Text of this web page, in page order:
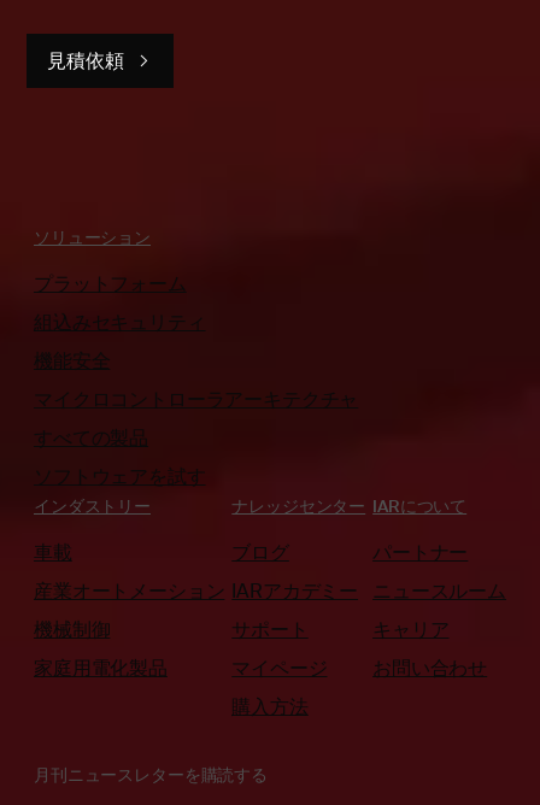
見積依頼
ソリューション
プラットフォーム
組込みセキュリティ
機能安全
マイクロコントローラアーキテクチャ
すべての製品
ソフトウェアを試す
インダストリー
車載
産業オートメーション
機械制御
家庭用電化製品
ナレッジセンター
ブログ
IARアカデミー
サポート
マイページ
購入方法
IARについて
パートナー
ニュースルーム
キャリア
お問い合わせ
月刊ニュースレターを購読する